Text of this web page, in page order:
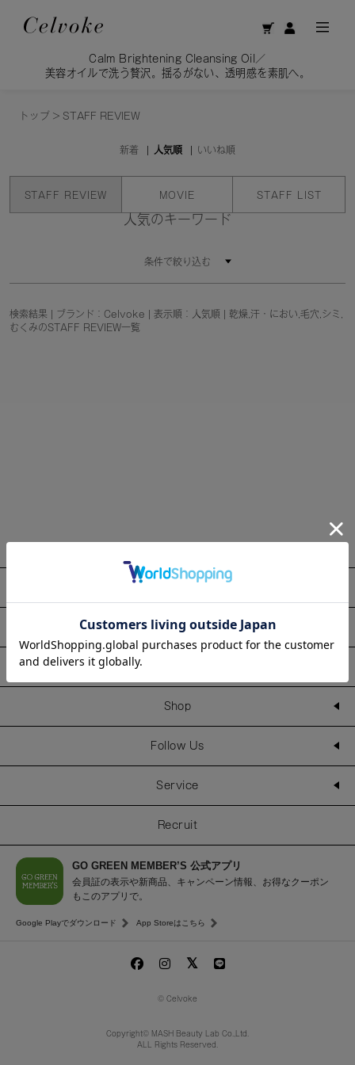
Calm Brightening Cleansing Oil／
美容オイルで洗う贅沢。揺るがない、透明感を素肌へ。
トップ > STAFF REVIEW
新着 人気順 いいね順
STAFF REVIEW MOVIE STAFF LIST
人気のキーワード
条件で絞り込む
検索結果 | ブランド：Celvoke | 表示順：人気順 | 乾燥,汗・におい,毛穴,シミ,
むくみのSTAFF REVIEW一覧
Information
Shop
Follow Us
Service
Recruit
GO GREEN MEMBER’S 公式アプリ
会員証の表示や新商品、キャンペーン情報、お得なクーポン
もこのアプリで。
Google Playでダウンロード App Storeはこちら
© Celvoke
Copyright© MASH Beauty Lab Co.,Ltd.
ALL Rights Reserved.